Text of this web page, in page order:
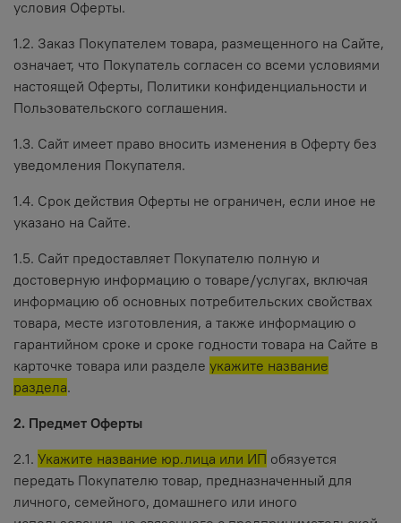
условия Оферты.
1.2. Заказ Покупателем товара, размещенного на Сайте,
означает, что Покупатель согласен со всеми условиями
настоящей Оферты, Политики конфиденциальности и
Пользовательского соглашения.
1.3. Сайт имеет право вносить изменения в Оферту без
уведомления Покупателя.
1.4. Срок действия Оферты не ограничен, если иное не
указано на Сайте.
1.5. Сайт предоставляет Покупателю полную и
достоверную информацию о товаре/услугах, включая
информацию об основных потребительских свойствах
товара, месте изготовления, а также информацию о
гарантийном сроке и сроке годности товара на Сайте в
карточке товара или разделе укажите название
раздела.
2. Предмет Оферты
2.1. Укажите название юр.лица или ИП обязуется
передать Покупателю товар, предназначенный для
личного, семейного, домашнего или иного